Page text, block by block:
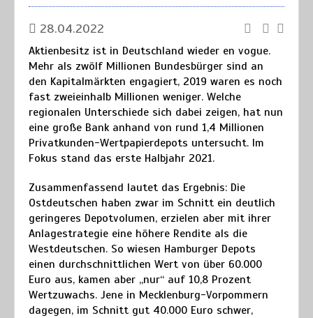
28.04.2022
Aktienbesitz ist in Deutschland wieder en vogue.
Mehr als zwölf Millionen Bundesbürger sind an
den Kapitalmärkten engagiert, 2019 waren es noch
fast zweieinhalb Millionen weniger. Welche
regionalen Unterschiede sich dabei zeigen, hat nun
eine große Bank anhand von rund 1,4 Millionen
Privatkunden-Wertpapierdepots untersucht. Im
Fokus stand das erste Halbjahr 2021.
Zusammenfassend lautet das Ergebnis: Die
Ostdeutschen haben zwar im Schnitt ein deutlich
geringeres Depotvolumen, erzielen aber mit ihrer
Anlagestrategie eine höhere Rendite als die
Westdeutschen. So wiesen Hamburger Depots
einen durchschnittlichen Wert von über 60.000
Euro aus, kamen aber „nur“ auf 10,8 Prozent
Wertzuwachs. Jene in Mecklenburg-Vorpommern
dagegen, im Schnitt gut 40.000 Euro schwer,